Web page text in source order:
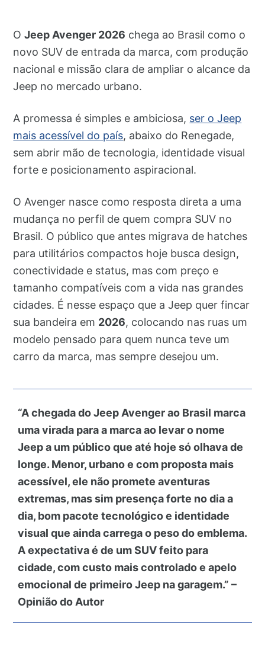
OJeep Avenger 2026 chega ao Brasil como o
novo SUV de entrada da marca, com produção
nacional e missão clara de ampliar o alcance da
Jeep no mercado urbano.
A promessa é simples e ambiciosa, ser o Jeep
mais acessível do país, abaixo do Renegade,
sem abrir mão de tecnologia, identidade visual
forte e posicionamento aspiracional.
O Avenger nasce como resposta direta a uma
mudança no perfil de quem compra SUV no
Brasil. O público que antes migrava de hatches
para utilitários compactos hoje busca design,
conectividade e status, mas com preço e
tamanho compatíveis com a vida nas grandes
cidades. É nesse espaço que a Jeep quer fincar
sua bandeira em 2026, colocando nas ruas um
modelo pensado para quem nunca teve um
carro da marca, mas sempre desejou um.
“A chegada do Jeep Avenger ao Brasil marca
uma virada para a marca ao levar o nome
Jeep a um público que até hoje só olhava de
longe. Menor, urbano e com proposta mais
acessível, ele não promete aventuras
extremas, mas sim presença forte no dia a
dia, bom pacote tecnológico e identidade
visual que ainda carrega o peso do emblema.
A expectativa é de um SUV feito para
cidade, com custo mais controlado e apelo
emocional de primeiro Jeep na garagem.” –
Opinião do Autor